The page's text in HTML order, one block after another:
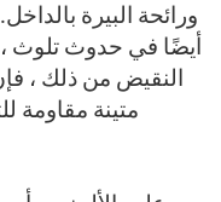
ورائحة البيرة
أيضًا في حدوث تلوث ،
النقيض من ذلك ،
متينة مقاومة